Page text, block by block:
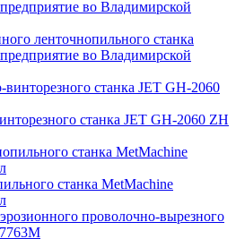
ленточнопильного станка
во Владимирской
станка JET GH-2060 ZH
станка MetMachine